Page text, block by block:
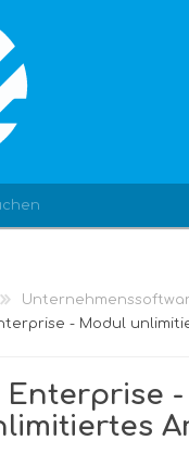
- Modul
Enterprise